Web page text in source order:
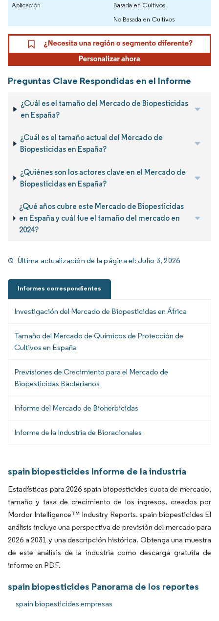
Aplicación
Basada en Cultivos
No Basada en Cultivos
Preguntas Clave Respondidas en el Informe
¿Cuál es el tamaño del Mercado de Biopesticidas
en España?
¿Cuál es el tamaño actual del Mercado de
Biopesticidas en España?
¿Quiénes son los actores clave en el Mercado de
Biopesticidas en España?
¿Qué años cubre este Mercado de Biopesticidas
en España y cuál fue el tamaño del mercado en
2024?
Última actualización de la página el:Julio 3, 2026
Informes correspondientes
Investigación del Mercado de Biopesticidas en África
Tamaño del Mercado de Químicos de Protección de
Cultivos en España
Previsiones de Crecimiento para el Mercado de
Biopesticidas Bacterianos
Informe del Mercado de Bioherbicidas
Informe de la Industria de Bioracionales
spain biopesticides Informe de la industria
Estadísticas para 2026 spain biopesticides cuota de mercado,
tamaño y tasa de crecimiento de los ingresos, creados por
Mordor Intelligence™ Industry Reports. spain biopesticides El
análisis incluye una perspectiva de previsión del mercado para
2026 a 2031 y una descripción histórica. Obtenga una muestra
de este análisis de la industria como descarga gratuita de
informe en PDF.
spain biopesticides Panorama de los reportes
spain biopesticides empresas